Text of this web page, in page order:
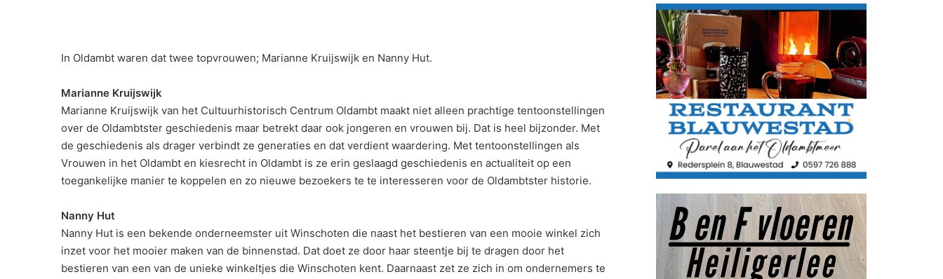
In Oldambt waren dat twee topvrouwen; Marianne Kruijswijk en Nanny Hut.
Marianne Kruijswijk
Marianne Kruijswijk van het Cultuurhistorisch Centrum Oldambt maakt niet alleen prachtige tentoonstellingen
over de Oldambtster geschiedenis maar betrekt daar ook jongeren en vrouwen bij. Dat is heel bijzonder. Met
de geschiedenis als drager verbindt ze generaties en dat verdient waardering. Met tentoonstellingen als
Vrouwen in het Oldambt en kiesrecht in Oldambt is ze erin geslaagd geschiedenis en actualiteit op een
toegankelijke manier te koppelen en zo nieuwe bezoekers te te interesseren voor de Oldambtster historie.
Nanny Hut
Nanny Hut is een bekende onderneemster uit Winschoten die naast het bestieren van een mooie winkel zich
inzet voor het mooier maken van de binnenstad. Dat doet ze door haar steentje bij te dragen door het
bestieren van een van de unieke winkeltjes die Winschoten kent. Daarnaast zet ze zich in om ondernemers te